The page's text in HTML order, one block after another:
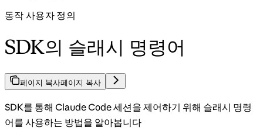
동작 사용자 정의
SDK의 슬래시 명령어
페이지 복사페이지 복사
SDK를 통해 Claude Code 세션을 제어하기 위해 슬래시 명령
어를 사용하는 방법을 알아봅니다